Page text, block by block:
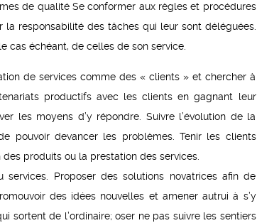
de qualité Se conformer aux règles et procédures
la responsabilité des tâches qui leur sont déléguées.
cas échéant, de celles de son service.
de services comme des « clients » et chercher à
productifs avec les clients en gagnant leur
les moyens d’y répondre. Suivre l’évolution de la
pouvoir devancer les problèmes. Tenir les clients
produits ou la prestation des services.
Proposer des solutions novatrices afin de
des idées nouvelles et amener autrui à s’y
sortent de l’ordinaire; oser ne pas suivre les sentiers